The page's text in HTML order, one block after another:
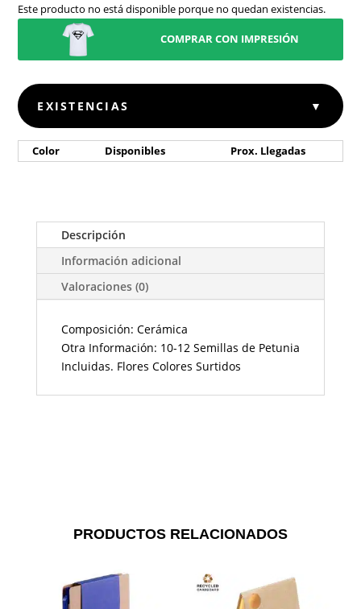
Este producto no está disponible porque no quedan existencias.
COMPRAR CON IMPRESIÓN
EXISTENCIAS ▼
Color Disponibles Prox. Llegadas
Descripción
Información adicional
Valoraciones (0)
Composición: Cerámica
Otra Información: 10-12 Semillas de Petunia
Incluidas. Flores Colores Surtidos
PRODUCTOS RELACIONADOS